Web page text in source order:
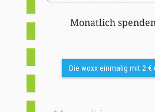
Monatlich
Die woxx einmalig mit 2 €